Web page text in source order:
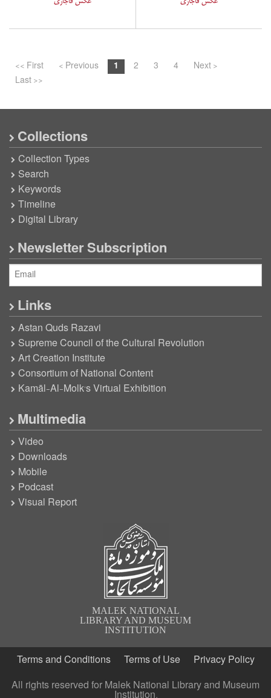
<< First < Previous 1 2 3 4
Next >
Last >>
Collections
Collection Types
Search
Keywords
Timeline
Digital Library
Newsletter Subscription
Links
Astan Quds Razavi
Supreme Council of the Cultural Revolution
Art Creation Institute
Consortium of National Content
Kamāl-Al-Molk’s Virtual Exhibition
Multimedia
Video
Downloads
Mobile
Podcast
Visual Report
MALEK NATIONAL
LIBRARY AND MUSEUM
INSTITUTION
Terms and Conditions Terms of Use
Privacy Policy
All rights reserved for Malek National Library and Museum
Institution.